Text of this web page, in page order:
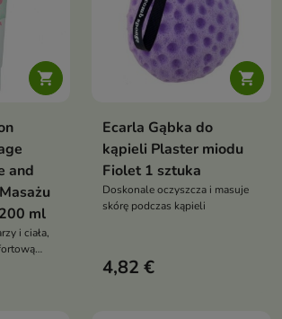

and
ml
i ciała,
oraz

Ecarla Gąbka do
kąpieli Plaster miodu
Fiolet 1 sztuka
Doskonale oczyszcza i masuje
skórę podczas kąpieli
4,82 €